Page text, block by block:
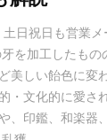
日祝日も営業メ
を加工したもの
美しい飴色に変
・文化的に愛さ
、印鑑、和楽器